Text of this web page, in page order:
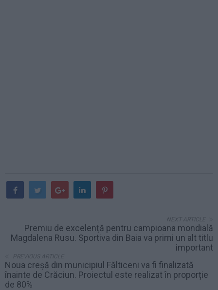
NEXT ARTICLE
Premiu de excelență pentru campioana mondială
Magdalena Rusu. Sportiva din Baia va primi un alt titlu
important
PREVIOUS ARTICLE
Noua creșă din municipiul Fălticeni va fi finalizată
înainte de Crăciun. Proiectul este realizat în proporție
de 80%